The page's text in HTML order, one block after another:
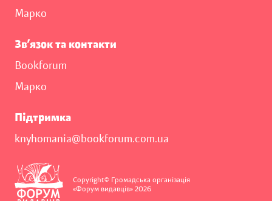
Марко
Зв’язок та контакти
Bookforum
Марко
Підтримка
knyhomania@bookforum.com.ua
Copyright© Громадська організація
«Форум видавців» 2026